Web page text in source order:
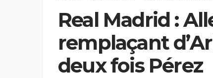
Real Madrid :
remplaçant
deux fois Pérez